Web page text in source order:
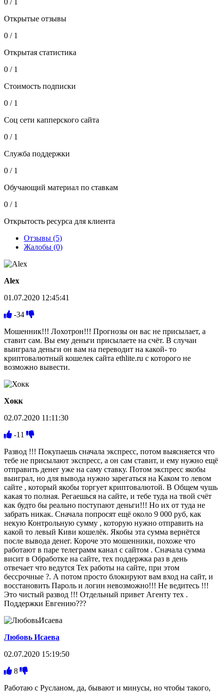
Открытые отзывы
0 / 1
Открытая статистика
0 / 1
Стоимость подписки
0 / 1
Соц сети капперского сайта
0 / 1
Служба поддержки
0 / 1
Обучающий материал по ставкам
0 / 1
Открытость ресурса для клиента
Отзывы (5)
Жалобы (0)
Alex
01.07.2020 12:45:41
-34
Мошенник!!! Лохотрон!!! Прогнозы он вас не присылает, а
ставит сам. Вы ему деньги присылаете на счёт. В случаи
выиграла деньги он вам на переводит на какой- то
криптовалютный кошелек сайта ethlite.ru с которого не
возможно вывести.
Хокк
02.07.2020 11:11:30
-11
Развод !!! Покупаешь сначала экспресс, потом выясняется что
тебе не присылают экспресс, а он сам ставит, и ему нужно ещё
отправить денег уже на саму ставку. Потом экспресс якобы
выиграл, но для вывода нужно зарегаться на Каком то левом
сайте , который якобы торгует криптовалютой. В Общем чушь
какая то полная. Регаешься на сайте, и тебе туда на твой счёт
как будто бы реально поступают деньги!!! Но их от туда не
забрать никак. Сначала попросят ещё около 9 000 руб, как
некую Контрольную сумму , которую нужно отправить на
какой то левый Киви кошелёк. Якобы эта сумма вернётся
после вывода денег. Короче это мошенники, похоже что
работают в паре телеграмм канал с сайтом . Сначала сумма
висит в Обработке на сайте, тех поддержка раз в день
отвечает что ведутся Тех работы на сайте, при этом
бессрочные ?. А потом просто блокируют вам вход на сайт, и
восстановить Пароль и логин невозможно!!! Не ведитесь !!!
Это чистый развод !!! Отдельный привет Агенту тех .
Поддержки Евгению???
Любовь Исаева
02.07.2020 15:19:50
8
Работаю с Русланом, да, бывают и минусы, но чтобы такого,